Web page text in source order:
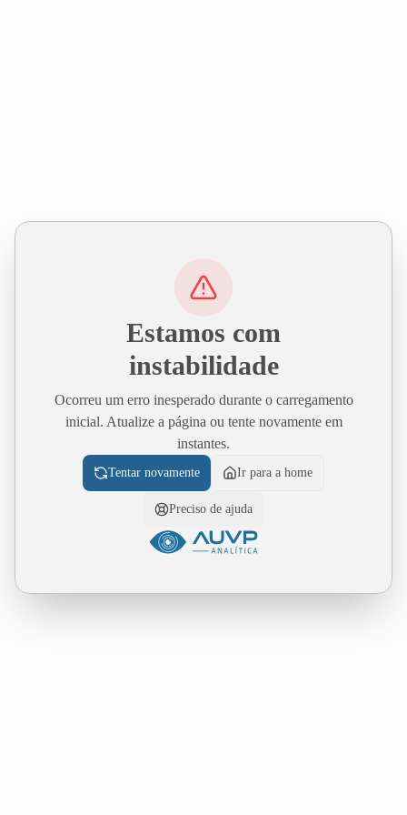
Estamos com
instabilidade
Ocorreu um erro inesperado durante o carregamento
inicial. Atualize a página ou tente novamente em
instantes.
Tentar novamente Ir para a home
Preciso de ajuda